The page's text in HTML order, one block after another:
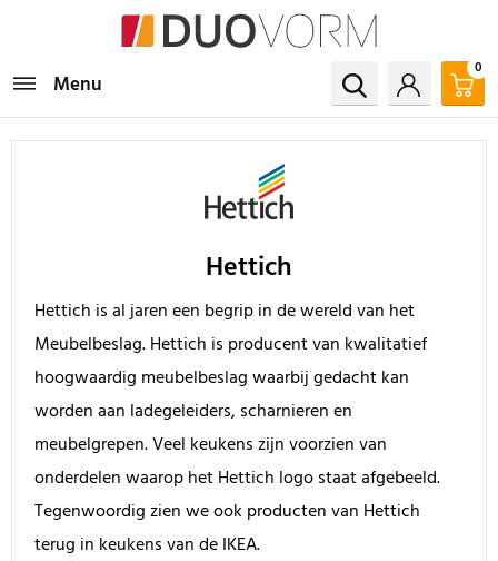
Menu
0
Hettich
Hettich is al jaren een begrip in de wereld van het
Meubelbeslag. Hettich is producent van kwalitatief
hoogwaardig meubelbeslag waarbij gedacht kan
worden aan ladegeleiders, scharnieren en
meubelgrepen. Veel keukens zijn voorzien van
onderdelen waarop het Hettich logo staat afgebeeld.
Tegenwoordig zien we ook producten van Hettich
terug in keukens van de IKEA.